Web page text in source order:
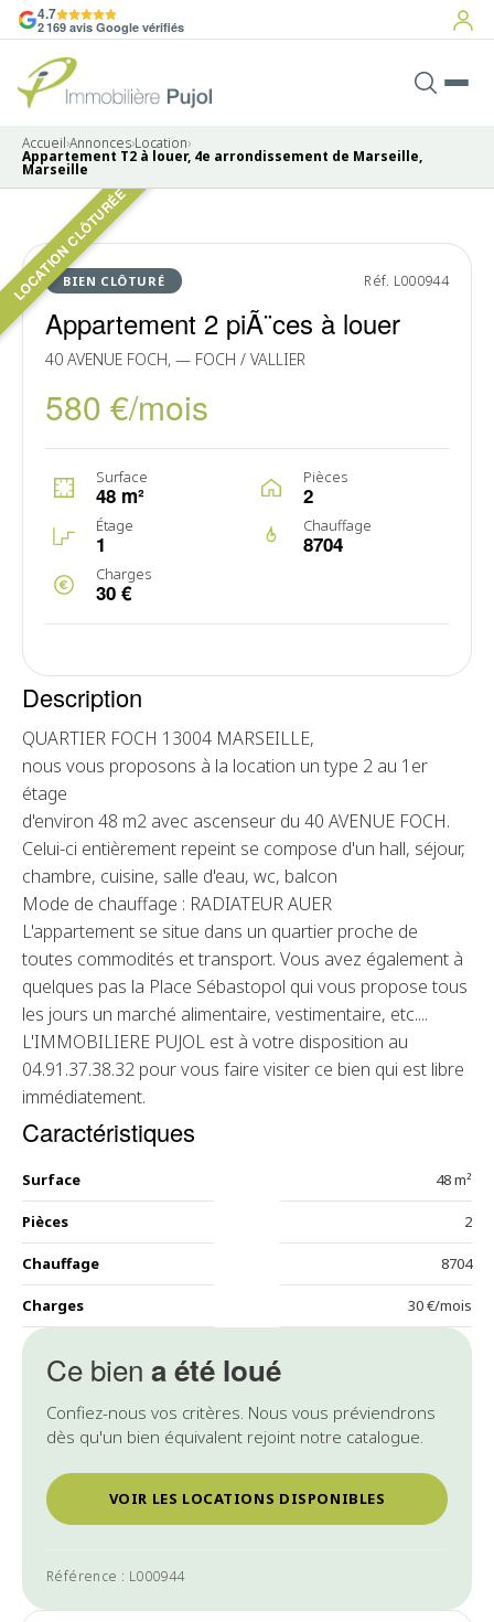
4.7
2 169 avis Google vérifiés
Accueil›Annonces›Location›
Appartement T2 à louer, 4e arrondissement de Marseille,
Marseille
LOCATION CLÔTURÉE
BIEN CLÔTURÉ Réf. L000944
Appartement 2 piÃ¨ces à louer
40 AVENUE FOCH, — FOCH / VALLIER
580 €/mois
Surface
48 m²
Pièces
2
Étage
1
Chauffage
8704
Charges
30 €
Ce bien a été loué
Confiez-nous vos critères. Nous vous préviendrons
dès qu'un bien équivalent rejoint notre catalogue.
VOIR LES LOCATIONS DISPONIBLES
Référence : L000944
Pas de photo disponible
LOUÉ
Description
QUARTIER FOCH 13004 MARSEILLE,
nous vous proposons à la location un type 2 au 1er
étage
d'environ 48 m2 avec ascenseur du 40 AVENUE FOCH.
Celui-ci entièrement repeint se compose d'un hall, séjour,
chambre, cuisine, salle d'eau, wc, balcon
Mode de chauffage : RADIATEUR AUER
L'appartement se situe dans un quartier proche de
toutes commodités et transport. Vous avez également à
quelques pas la Place Sébastopol qui vous propose tous
les jours un marché alimentaire, vestimentaire, etc....
L'IMMOBILIERE PUJOL est à votre disposition au
04.91.37.38.32 pour vous faire visiter ce bien qui est libre
immédiatement.
Caractéristiques
Surface 48 m²
Pièces 2
Chauffage 8704
Charges 30 €/mois